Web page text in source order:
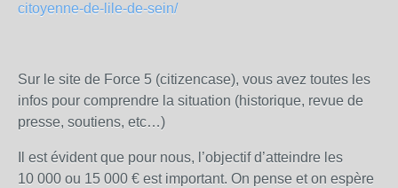
citoyenne-de-lile-de-sein/
Sur le site de Force 5 (citizencase), vous avez toutes les
infos pour comprendre la situation (historique, revue de
presse, soutiens, etc…)
Il est évident que pour nous, l’objectif d’atteindre les
10 000 ou 15 000 € est important. On pense et on espère